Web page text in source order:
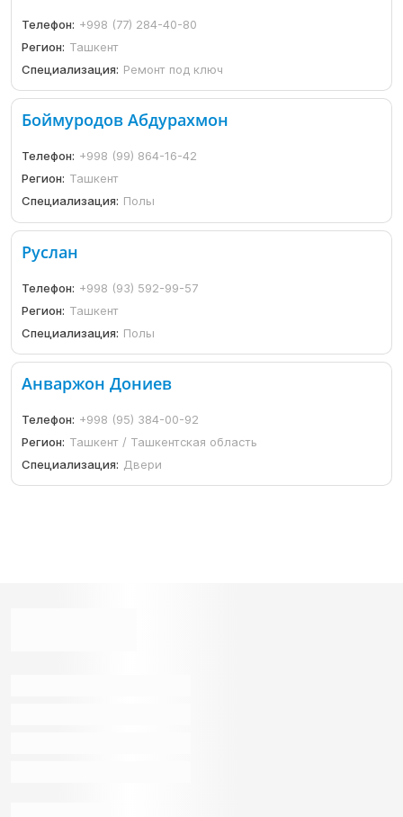
Телефон: +998 (77) 284-40-80
Регион: Ташкент
Специализация: Ремонт под ключ
Боймуродов Абдурахмон
Телефон: +998 (99) 864-16-42
Регион: Ташкент
Специализация: Полы
Руслан
Телефон: +998 (93) 592-99-57
Регион: Ташкент
Специализация: Полы
Анваржон Дониев
Телефон: +998 (95) 384-00-92
Регион: Ташкент / Ташкентская область
Специализация: Двери